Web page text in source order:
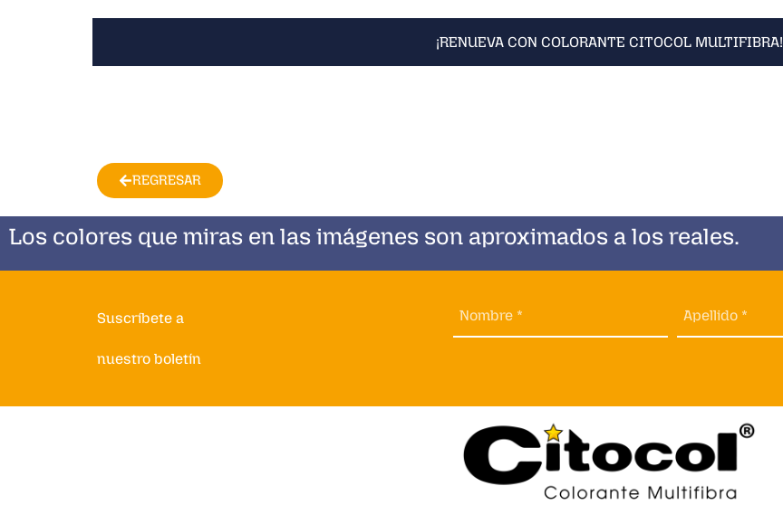
¡RENUEVA CON COLORANTE CITOCOL MULTIFIBRA!
REGRESAR
Los colores que miras en las imágenes son aproximados a los reales.
Suscríbete a
nuestro boletín
Nombre * Apellido *